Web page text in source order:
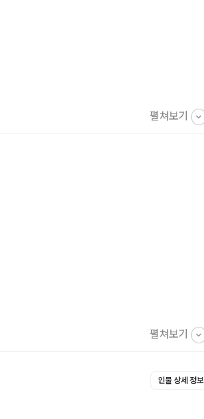
풀어도, 점수는 풀기 전과 비슷하다. 왜
’에 있다는 것을 알게 되었다. 혹자는
펼쳐보기
펼쳐보기
인물 상세 정보